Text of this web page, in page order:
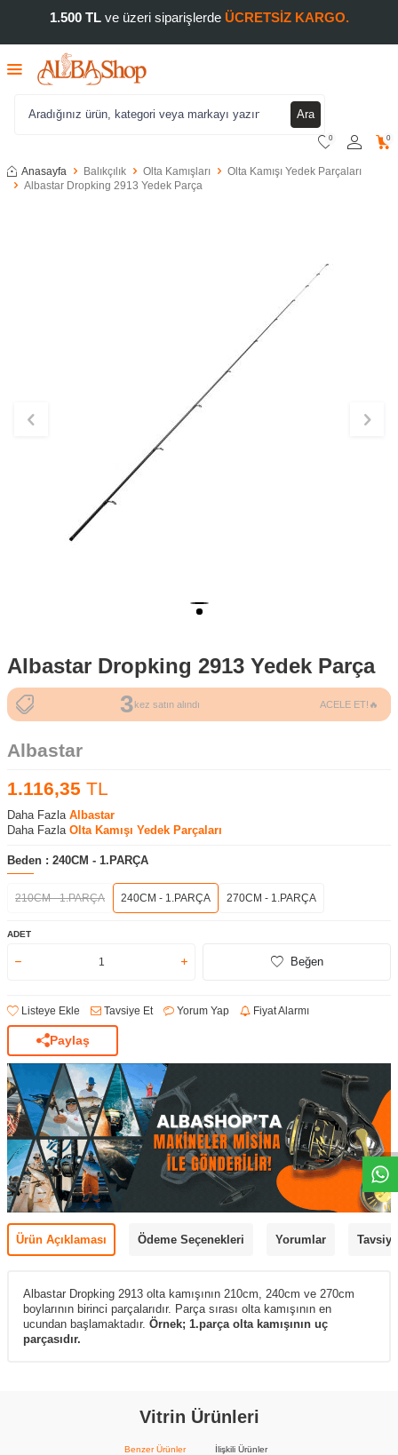
1.500 TLve üzeri siparişlerde ÜCRETSİZ KARGO.
Ara
0 0
Anasayfa Balıkçılık Olta Kamışları
Olta Kamışı Yedek Parçaları
Albastar Dropking 2913 Yedek Parça
Albastar Dropking 2913 Yedek Parça
3kez satın alındı
135kez görüntülendi ACELE ET!🔥
Albastar
1.116,35 TL
Daha Fazla Albastar
Daha Fazla Olta Kamışı Yedek Parçaları
Beden : 240CM - 1.PARÇA
210CM - 1.PARÇA 240CM - 1.PARÇA 270CM - 1.PARÇA
ADET
Beğen
Listeye Ekle Tavsiye Et Yorum Yap Fiyat Alarmı
Paylaş
Ürün Açıklaması Ödeme Seçenekleri Yorumlar
Albastar Dropking 2913 olta kamışının 210cm, 240cm ve 270cm
boylarının birinci parçalarıdır. Parça sırası olta kamışının en
ucundan başlamaktadır. Örnek; 1.parça olta kamışının uç
parçasıdır.
Vitrin Ürünleri
Benzer Ürünler İlişkili Ürünler